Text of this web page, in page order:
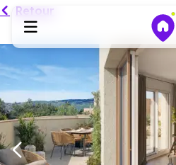
Programmes neufs
Habiter
Retour